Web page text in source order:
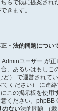
らで既に提案され
きます。
・法的問題につい
Adminユーザー が
、あるいはもしこ
ど） で運営されて
てください） に連
この掲示板を使用
ください。
のない法的問題 （裁